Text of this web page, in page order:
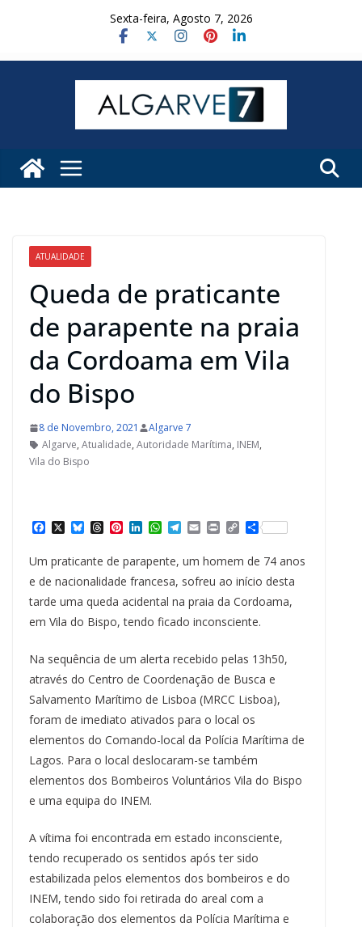
Sexta-feira, Agosto 7, 2026
ATUALIDADE
Queda de praticante
de parapente na praia
da Cordoama em Vila
do Bispo
8 de Novembro, 2021
Algarve 7
Algarve, Atualidade, Autoridade Marítima, INEM,
Vila do Bispo
e
b
o
k
X B
e
s
y
T
e
a
s
P
t
e
e
s
t
L
k
e
I
n
W
a
t
s
p
p
T
e
g
a
m
E
a
i
l
P
n
t
C
y
L
n
k
S
a
r
e
Um praticante de parapente, um homem de 74 anos
e de nacionalidade francesa, sofreu ao início desta
tarde uma queda acidental na praia da Cordoama,
em Vila do Bispo, tendo ficado inconsciente.
​Na sequência de um alerta recebido pelas 13h50,
através do Centro de Coordenação de Busca e
Salvamento Marítimo de Lisboa (MRCC Lisboa),
foram de imediato ativados para o local os
elementos do Comando-local da Polícia Marítima de
Lagos. Para o local deslocaram-se também
elementos dos Bombeiros Voluntários Vila do Bispo
e uma equipa do INEM.
A vítima foi encontrada em estado inconsciente,
tendo recuperado os sentidos após ter sido
estabilizada pelos elementos dos bombeiros e do
INEM, tendo sido foi retirada do areal com a
colaboração dos elementos da Polícia Marítima e